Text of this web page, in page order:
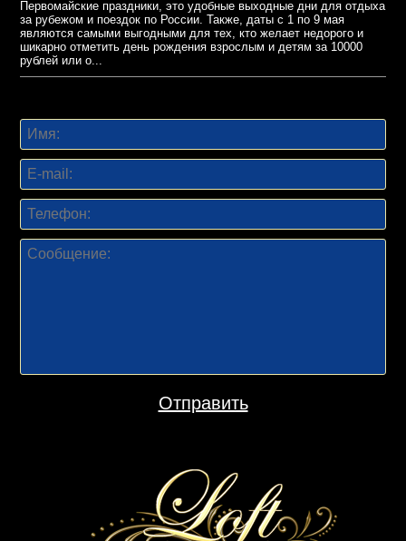
Первомайские праздники, это удобные выходные дни для отдыха
за рубежом и поездок по России. Также, даты с 1 по 9 мая
являются самыми выгодными для тех, кто желает недорого и
шикарно отметить день рождения взрослым и детям за 10000
рублей или о...
Отправить